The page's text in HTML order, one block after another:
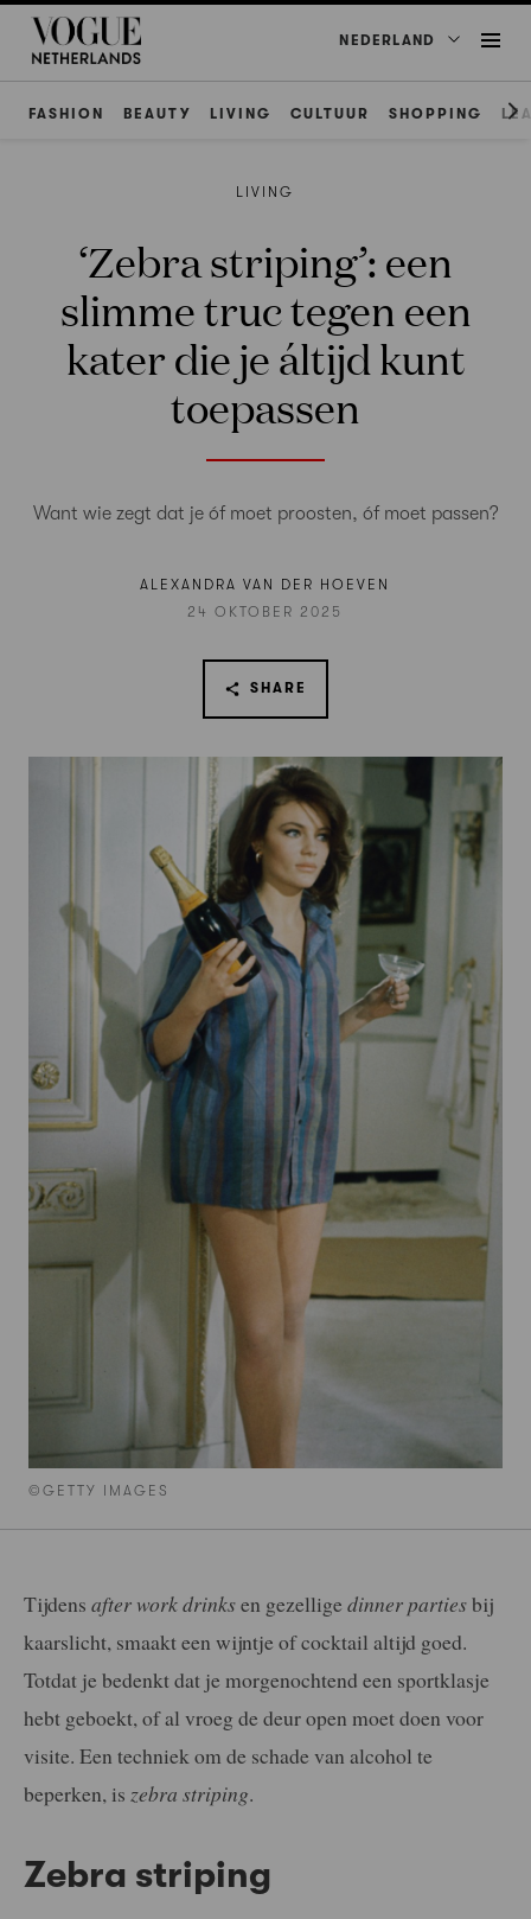
NEDERLAND
FASHION BEAUTY LIVING CULTUUR SHOPPING
©GETTY IMAGES
LIVING
‘Zebra striping’: een
slimme truc tegen een
kater die je áltijd kunt
toepassen
Want wie zegt dat je óf moet proosten, óf moet passen?
ALEXANDRA VAN DER HOEVEN
24 OKTOBER 2025
SHARE
Tijdens after work drinksen gezellige dinner partiesbij
kaarslicht, smaakt een wijntje of cocktail altijd goed.
Totdat je bedenkt dat je morgenochtend een sportklasje
hebt geboekt, of al vroeg de deur open moet doen voor
visite. Een techniek om de schade van alcohol te
beperken, is zebra striping.
Zebra striping